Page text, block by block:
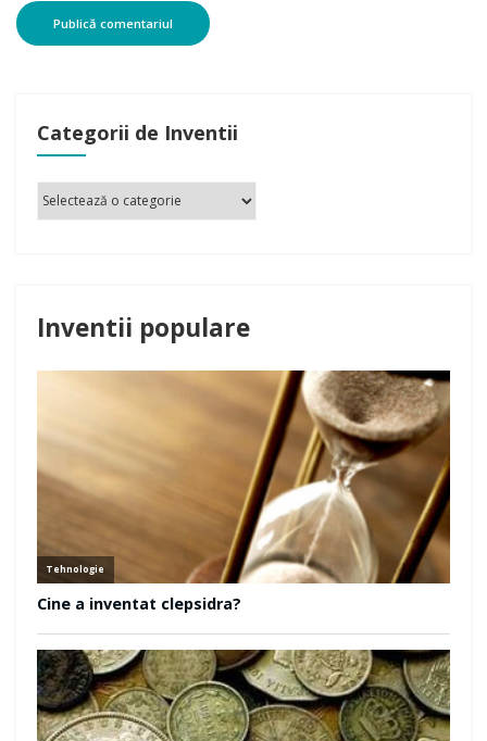
Categorii de Inventii
Inventii populare